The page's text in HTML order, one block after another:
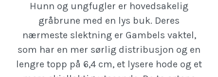
Hunn og ungfugler er hovedsakelig
gråbrune med en lys buk. Deres
nærmeste slektning er Gambels vaktel,
som har en mer sørlig distribusjon og en
lengre topp på 6,4 cm, et lysere hode og et